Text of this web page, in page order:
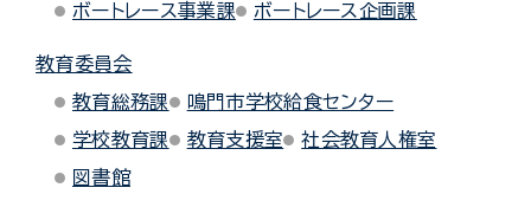
ボートレース事業課
ボートレース企画課
教育委員会
教育総務課
鳴門市学校給食センター
学校教育課
教育支援室
社会教育人権室
図書館